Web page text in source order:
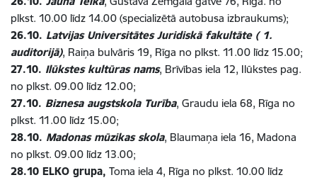
plkst. 10.00 līdz 14.00 (specializētā autobusa izbraukums);
26.10. Latvijas Universitātes Juridiskā fakultāte ( 1.
auditorijā), Raiņa bulvāris 19, Rīga no plkst. 11.00 līdz 15.00;
27.10. Ilūkstes kultūras nams, Brīvības iela 12, Ilūkstes pag.
no plkst. 09.00 līdz 12.00;
27.10. Biznesa augstskola Turība, Graudu iela 68, Rīga no
plkst. 11.00 līdz 15.00;
28.10. Madonas mūzikas skola, Blaumaņa iela 16, Madona
no plkst. 09.00 līdz 13.00;
28.10 ELKO grupa, Toma iela 4, Rīga no plkst. 10.00 līdz